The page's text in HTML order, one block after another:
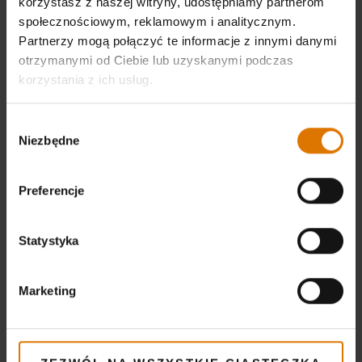
społecznościowym, reklamowym i analitycznym.
Partnerzy mogą połączyć te informacje z innymi danymi
otrzymanymi od Ciebie lub uzyskanymi podczas
korzystania z ich usług.
zgody
Niezbędne
Preferencje
Statystyka
Marketing
zdobyczy technologii, zapewnia on produkty o
najwyższej jakości. Doskonałym tego
przykładem jestfartuch kolekcjonerskiz
regulowanym paskiem na szyję oraz wiązaniem
których możemy umieścić m.in. szczypce,
termometr czy telefon komórkowy. Najwyższej
gramaturze zapewniają skuteczną ochronę
Jednocześnie jest to fartuch wyglądający
się sam szef kuchni. Unikalny szary kolor,
kolekcjonerski prezentuje się okazale.